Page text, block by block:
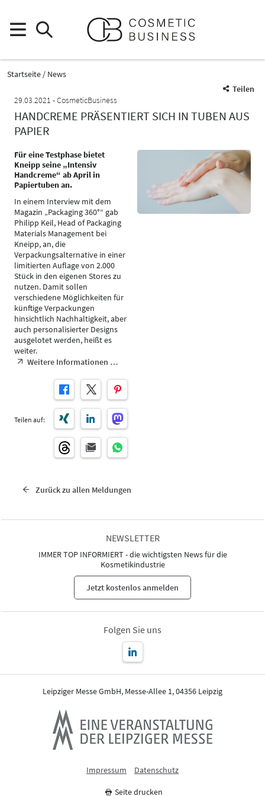
Startseite
News
Teilen
29.03.2021
CosmeticBusiness
HANDCREME PRÄSENTIERT SICH IN TUBEN AUS
PAPIER
Für eine Testphase bietet
Kneipp seine „Intensiv
Handcreme“ ab April in
Papiertuben an.
In einem Interview mit dem
Magazin „Packaging 360°“ gab
Philipp Keil, Head of Packaging
Materials Management bei
Kneipp, an, die
Verpackungsalternative in einer
limitierten Auflage von 2.000
Stück in den eigenen Stores zu
nutzen. Damit sollen
verschiedene Möglichkeiten für
künftige Verpackungen
hinsichtlich Nachhaltigkeit, aber
auch personalisierter Designs
ausgelotet werden, heißt es
weiter.
Weitere Informationen …
Teilen auf:
Zurück zu allen Meldungen
NEWSLETTER
IMMER TOP INFORMIERT - die wichtigsten News für die
Kosmetikindustrie
Jetzt kostenlos anmelden
Folgen Sie uns
Leipziger Messe GmbH, Messe-Allee 1, 04356 Leipzig
Impressum Datenschutz
Seite drucken